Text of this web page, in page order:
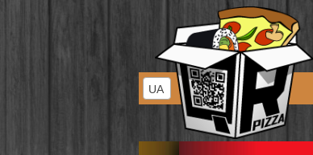
UA